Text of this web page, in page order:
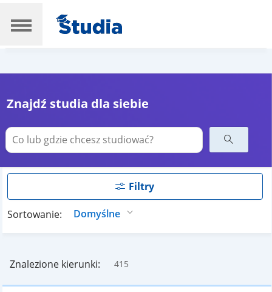
Znajdź studia dla siebie
Filtry
Sortowanie:
Znalezione kierunki: 415